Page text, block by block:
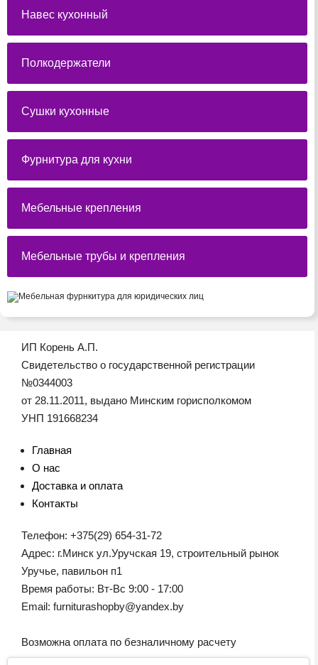
Навес кухонный
Полкодержатели
Сушки кухонные
Фурнитура для кухни
Мебельные крепления
Мебельные трубы и крепления
ИП Корень А.П.
Свидетельство о государственной регистрации
№0344003
от 28.11.2011, выдано Минским горисполкомом
УНП 191668234
Главная
О нас
Доставка и оплата
Контакты
Телефон: +375(29) 654-31-72
Адрес: г.Минск ул.Уручская 19, строительный рынок
Уручье, павильон п1
Время работы: Вт-Вс 9:00 - 17:00
Email: furniturashopby@yandex.by
Возможна оплата по безналичному расчету